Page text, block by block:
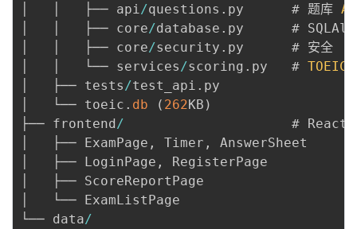
│   │   ├── api/questions . py      # 题库
│   │   ├── core/database . py      #
│   │   ├── core/security . py      # 安全
│   │   └── services/scoring . py   # TOEIC
│   ├── tests/test_api . py
│   └── toeic . db ( 262KB )
├── frontend/
                     # React
│   ├── ExamPage , Timer ,
AnswerSheet
│   ├── LoginPage ,
RegisterPage
│   ├── ScoreReportPage
│   └── ExamListPage
└── data/